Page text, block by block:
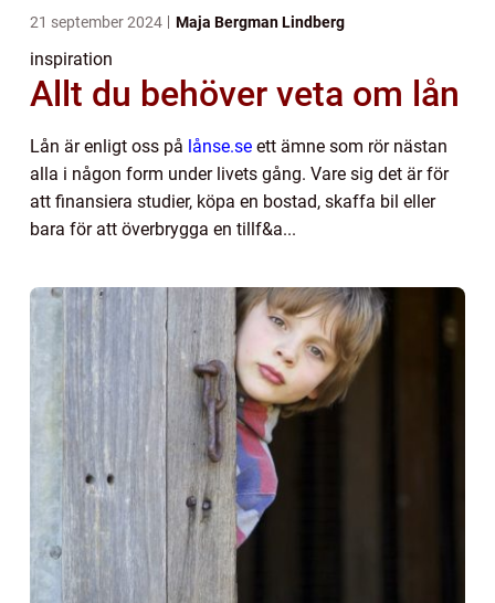
21 september 2024 Maja Bergman Lindberg
inspiration
Allt du behöver veta om lån
Lån är enligt oss på lånse.se ett ämne som rör nästan
alla i någon form under livets gång. Vare sig det är för
att finansiera studier, köpa en bostad, skaffa bil eller
bara för att överbrygga en tillf&a...